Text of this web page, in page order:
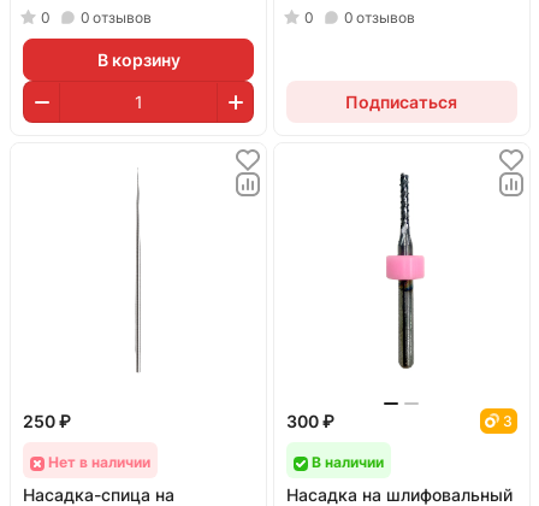
миниатюрная; без насадок)
0 0 отзывов
В корзину
миниатюрная)
0 0 отзывов
Подписаться
250 ₽
Нет в наличии
Насадка-спица на
300 ₽ 3
В наличии
Насадка на шлифовальный